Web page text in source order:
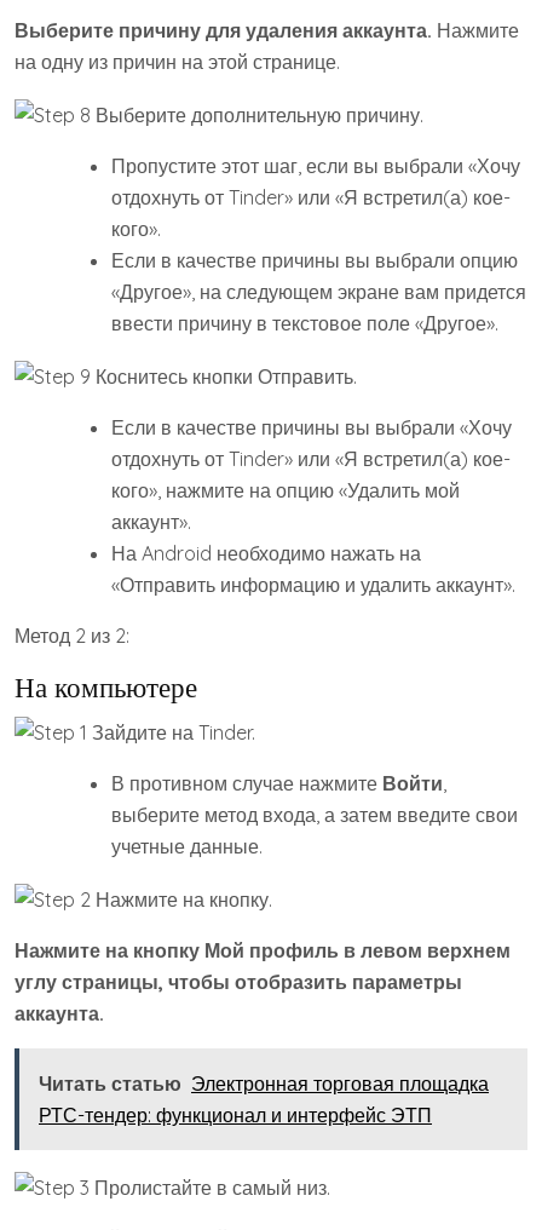
Выберите причину для удаления аккаунта. Нажмите
на одну из причин на этой странице.
Пропустите этот шаг, если вы выбрали «Хочу
отдохнуть от Tinder» или «Я встретил(а) кое-
кого».
Если в качестве причины вы выбрали опцию
«Другое», на следующем экране вам придется
ввести причину в текстовое поле «Другое».
Если в качестве причины вы выбрали «Хочу
отдохнуть от Tinder» или «Я встретил(а) кое-
кого», нажмите на опцию «Удалить мой
аккаунт».
На Android необходимо нажать на
«Отправить информацию и удалить аккаунт».
Метод 2 из 2:
На компьютере
В противном случае нажмите Войти
выберите метод входа, а затем введите свои
учетные данные.
Нажмите на кнопку Мой профиль в левом верхнем
углу страницы, чтобы отобразить параметры
аккаунта.
Читать статью Электронная торговая площадка
РТС-тендер: функционал и интерфейс ЭТП